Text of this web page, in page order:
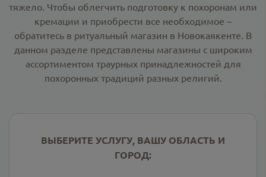
тяжело. Чтобы облегчить подготовку к похоронам или
кремации и приобрести все необходимое –
обратитесь в ритуальный магазин в Новокаякенте. В
данном разделе представлены магазины с широким
ассортиментом траурных принадлежностей для
похоронных традиций разных религий.
ВЫБЕРИТЕ УСЛУГУ, ВАШУ ОБЛАСТЬ И
ГОРОД: